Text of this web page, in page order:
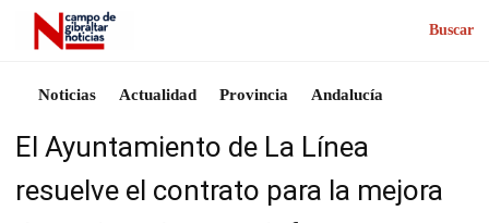
Buscar
Noticias Actualidad Provincia Andalucía
El Ayuntamiento de La Línea
resuelve el contrato para la mejora